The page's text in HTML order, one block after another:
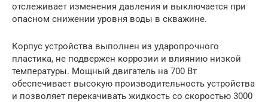
отслеживает изменения давления и выключается при
опасном снижении уровня воды в скважине.
Корпус устройства выполнен из ударопрочного
пластика, не подвержен коррозии и влиянию низкой
температуры. Мощный двигатель на 700 Вт
обеспечивает высокую производительность устройства
и позволяет перекачивать жидкость со скоростью 3000